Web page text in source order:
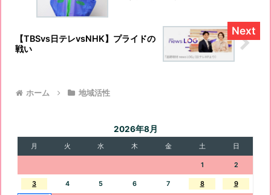
【TBSvs日テレvsNHK】プライドの
戦い
ホーム 地域活性
2026年8月
月 火 水 木 金 土 日
1 2
3 4 5 6 7 8 9